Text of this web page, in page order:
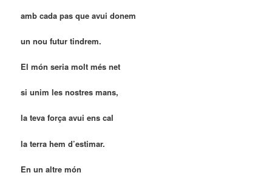
amb cada pas que avui donem
un nou futur tindrem.
El món seria molt més net
si unim les nostres mans,
la teva força avui ens cal
la terra hem d’estimar.
En un altre món